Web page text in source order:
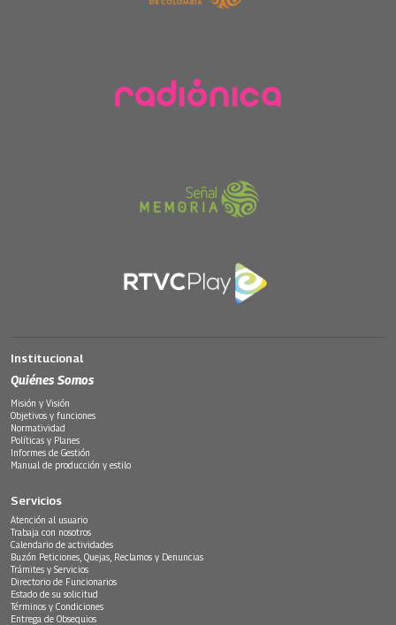
Institucional
Quiénes Somos
Misión y Visión
Objetivos y funciones
Normatividad
Políticas y Planes
Informes de Gestión
Manual de producción y estilo
Servicios
Atención al usuario
Trabaja con nosotros
Calendario de actividades
Buzón Peticiones, Quejas, Reclamos y Denuncias
Trámites y Servicios
Directorio de Funcionarios
Estado de su solicitud
Términos y Condiciones
Entrega de Obsequios